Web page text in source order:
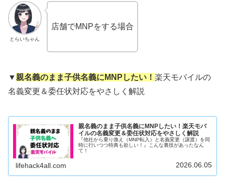
とらいちゃん
店舗でMNPをする場合
▼親名義のまま子供名義にMNPしたい！ 楽天モバイルの
名義変更＆委任状対応をやさしく解説
親名義のまま子供名義にMNPしたい！楽天モバ
イルの名義変更＆委任状対応をやさしく解説
『他社から乗り換え（MNP転入）と名義変更（譲渡）を同
時に行いつつ特典も欲しい！』こんな裏技があったなん
て！
lifehack4all.com 2026.06.05